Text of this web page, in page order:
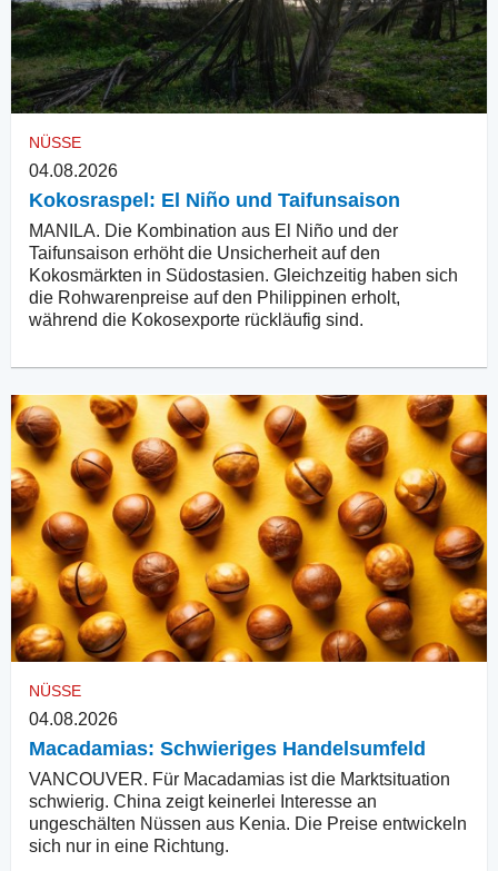
NÜSSE
04.08.2026
Kokosraspel: El Niño und Taifunsaison
MANILA. Die Kombination aus El Niño und der
Taifunsaison erhöht die Unsicherheit auf den
Kokosmärkten in Südostasien. Gleichzeitig haben sich
die Rohwarenpreise auf den Philippinen erholt,
während die Kokosexporte rückläufig sind.
NÜSSE
04.08.2026
Macadamias: Schwieriges Handelsumfeld
VANCOUVER. Für Macadamias ist die Marktsituation
schwierig. China zeigt keinerlei Interesse an
ungeschälten Nüssen aus Kenia. Die Preise entwickeln
sich nur in eine Richtung.